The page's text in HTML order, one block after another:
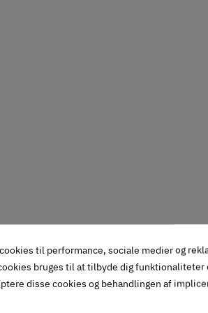
til performance, sociale medier og
bruges til at tilbyde dig funktionaliteter
disse cookies og behandlingen af